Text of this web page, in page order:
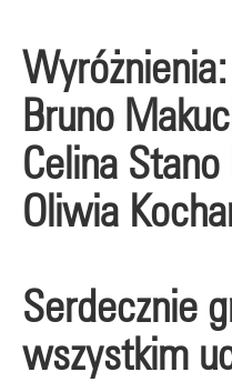
Wyróżnienia:
Bruno
Celina
Oliwia
Serdecznie
wszystkim